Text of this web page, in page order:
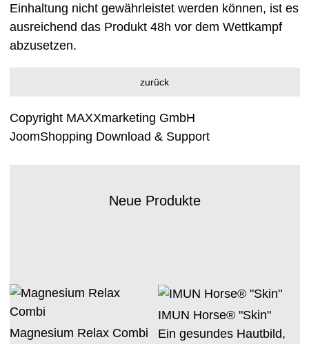
Einhaltung nicht gewährleistet werden können, ist es
ausreichend das Produkt 48h vor dem Wettkampf
abzusetzen.
Copyright MAXXmarketing GmbH
JoomShopping Download & Support
Neue Produkte
Magnesium Relax Combi
IMUN Horse® "Skin"
Ein gesundes Hautbild,